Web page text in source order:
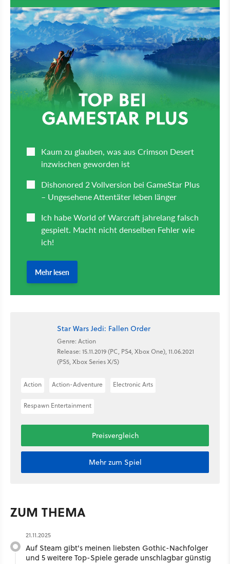
Star Wars Jedi: Fallen Order
Genre: Action
Release: 15.11.2019 (PC, PS4, Xbox One), 11.06.2021
(PS5, Xbox Series X/S)
Action Action-Adventure Electronic Arts
Respawn Entertainment
Preisvergleich
Mehr zum Spiel
ZUM THEMA
21.11.2025
Auf Steam gibt's meinen liebsten Gothic-Nachfolger
und 5 weitere Top-Spiele gerade unschlagbar günstig